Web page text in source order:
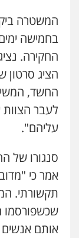
המשטרה
בחמישה
החקירה.
הציג סרטון
החשד,
לעבר הצוות
עליהם".
סנגורו של
אמר כי
תקשורתי.
שכשפורסמו
אותם